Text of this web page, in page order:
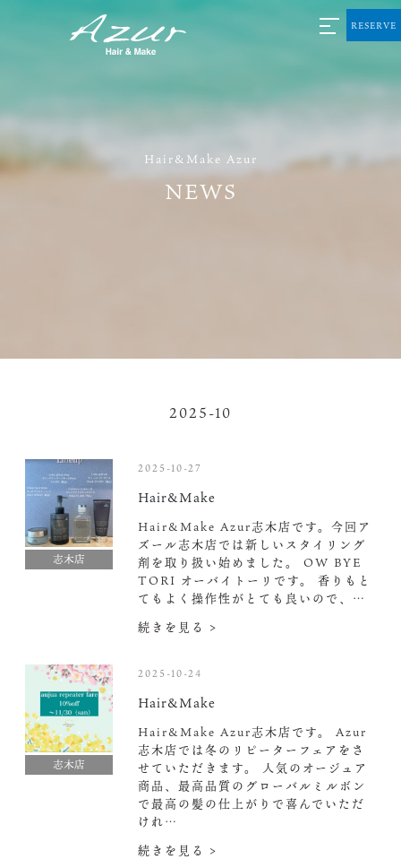
Hair&Make Azur
NEWS
RESERVE
2025-10
志木店
2025-10-27
Hair&Make
Hair&Make Azur志木店です。今回ア
ズール志木店では新しいスタイリング
剤を取り扱い始めました。 OW BYE
TORI オーバイトーリです。 香りもと
てもよく操作性がとても良いので、…
続きを見る >
志木店
2025-10-24
Hair&Make
Hair&Make Azur志木店です。 Azur
志木店では冬のリピーターフェアをさ
せていただきます。 人気のオージュア
商品、最高品質のグローバルミルボン
で最高の髪の仕上がりで喜んでいただ
けれ…
続きを見る >